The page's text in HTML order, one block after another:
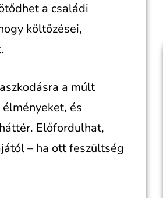
a családi
költözései,
a múlt
és
Előfordulhat,
– ha ott feszültség